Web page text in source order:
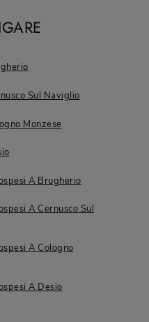
Sul Naviglio
Monzese
A Brugherio
A Cernusco Sul
A Cologno
A Desio